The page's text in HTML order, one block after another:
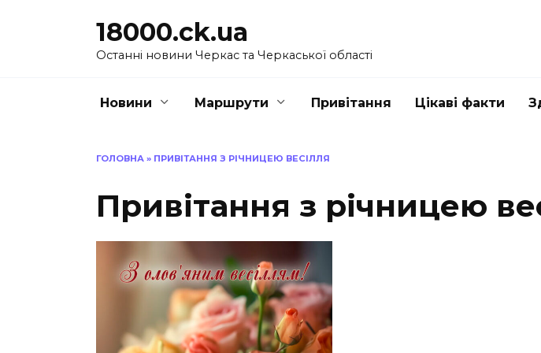
18000.ck.ua
Останні новини Черкас та Черкаської області
Новини Маршрути Привітання Цікаві факти
ГОЛОВНА » ПРИВІТАННЯ З РІЧНИЦЕЮ ВЕСІЛЛЯ
Привітання з річницею